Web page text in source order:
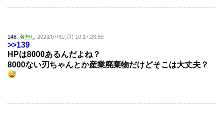
146: 名無し 2023/07/31(月) 10:17:23.59
>>139
HPは8000あるんだよね？
8000ない刃ちゃんとか産業廃棄物だけどそこは大丈夫？